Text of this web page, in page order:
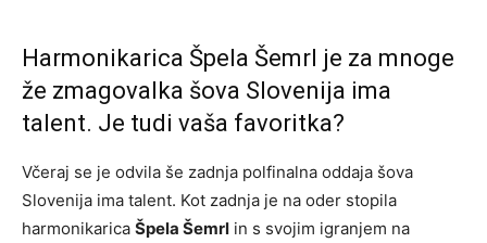
Harmonikarica Špela Šemrl je za mnoge
že zmagovalka šova Slovenija ima
talent. Je tudi vaša favoritka?
Včeraj se je odvila še zadnja polfinalna oddaja šova
Slovenija ima talent. Kot zadnja je na oder stopila
harmonikarica Špela Šemrl in s svojim igranjem na